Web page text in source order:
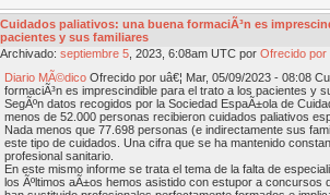
Cuidados paliativos: una buena formaciÃ³n es
pacientes y sus familiares
Archivado: septiembre 5 , 2023, 6:08am UTC por Ofrecido por
Diario MÃ©dico Ofrecido por uâ€¦ Mar, 05/09/2023 - 08:08
formaciÃ³n es imprescindible para el trato a los pacientes y
SegÃºn datos recogidos por la Sociedad EspaÃ±ola de
menos de 52.000 personas recibieron cuidados paliativos
Nada menos que 77.698 personas (e indirectamente sus
este tipo de cuidados. Una cifra que se ha mantenido
profesional sanitario.
En este mismo informe se trata el tema de la falta de
los Ãºltimos aÃ±os hemos asistido con estupor a concursos